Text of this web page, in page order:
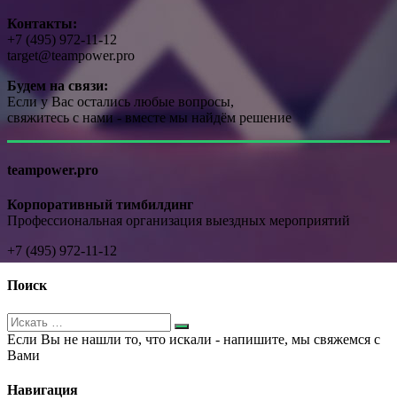
Контакты:
+7 (495) 972-11-12
target@teampower.pro
Будем на связи:
Если у Вас остались любые вопросы,
свяжитесь с нами - вместе мы найдём решение
teampower.pro
Корпоративный тимбилдинг
Профессиональная организация выездных мероприятий
+7 (495) 972-11-12
Поиск
Если Вы не нашли то, что искали - напишите, мы свяжемся с
Вами
Навигация